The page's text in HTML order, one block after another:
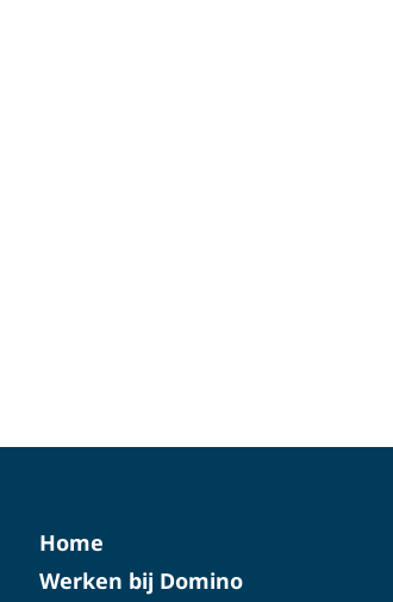
Home
Werken bij Domino